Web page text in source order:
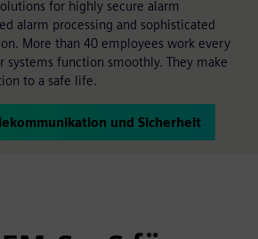
for highly secure alarm
alarm processing and sophisticated
More than 40 employees work every
systems function smoothly. They make
to a safe life.
und Sicherheit